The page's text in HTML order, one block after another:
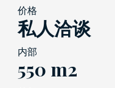
价格
私人洽谈
内部
550 m2